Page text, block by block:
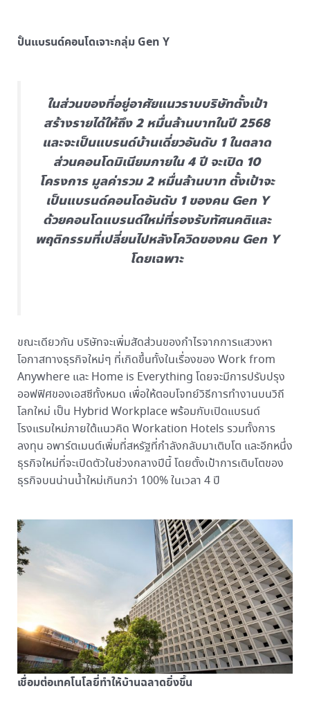
ปั้นแบรนด์คอนโดเจาะกลุ่ม Gen Y
ในส่วนของที่อยู่อาศัยแนวราบบริษัทตั้งเป้า
สร้างรายได้ให้ถึง 2 หมื่นล้านบาทในปี 2568
และจะเป็นแบรนด์บ้านเดี่ยวอันดับ 1 ในตลาด
ส่วนคอนโดมิเนียมภายใน 4 ปี จะเปิด 10
โครงการ มูลค่ารวม 2 หมื่นล้านบาท ตั้งเป้าจะ
เป็นแบรนด์คอนโดอันดับ 1 ของคน Gen Y
ด้วยคอนโดแบรนด์ใหม่ที่รองรับทัศนคติและ
พฤติกรรมที่เปลี่ยนไปหลังโควิดของคน Gen Y
โดยเฉพาะ
ขณะเดียวกัน บริษัทจะเพิ่มสัดส่วนของกำไรจากการแสวงหา
โอกาสทางธุรกิจใหม่ๆ ที่เกิดขึ้นทั้งในเรื่องของ Work from
Anywhere และ Home is Everything โดยจะมีการปรับปรุง
ออฟฟิศของเอสซีทั้งหมด เพื่อให้ตอบโจทย์วิธีการทำงานบนวิถี
โลกใหม่ เป็น Hybrid Workplace พร้อมกับเปิดแบรนด์
โรงแรมใหม่ภายใต้แนวคิด Workation Hotels รวมทั้งการ
ลงทุน อพาร์ตเมนต์เพิ่มที่สหรัฐที่กำลังกลับมาเติบโต และอีกหนึ่ง
ธุรกิจใหม่ที่จะเปิดตัวในช่วงกลางปีนี้ โดยตั้งเป้าการเติบโตของ
ธุรกิจบนน่านน้ำใหม่เกินกว่า 100% ในเวลา 4 ปี
เชื่อมต่อเทคโนโลยี่ทำให้บ้านฉลาดยิ่งขึ้น